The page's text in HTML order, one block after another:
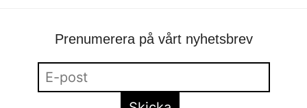
Prenumerera på vårt nyhetsbrev